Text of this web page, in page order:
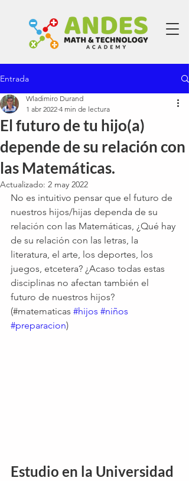
Entrada
El futuro de tu hijo(a)
depende de su relación con
las Matemáticas.
Wladimiro Durand
1 abr 2022 4 min de lectura
Actualizado: 2 may 2022
No es intuitivo pensar que el futuro de
nuestros hijos/hijas dependa de su
relación con las Matemáticas, ¿Qué hay
de su relación con las letras, la
literatura, el arte, los deportes, los
juegos, etcetera? ¿Acaso todas estas
disciplinas no afectan también el
futuro de nuestros hijos?
(#matematicas #hijos #niños
#preparacion)
Estudio en la Universidad